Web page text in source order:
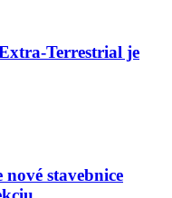
Terrestrial je
stavebnice